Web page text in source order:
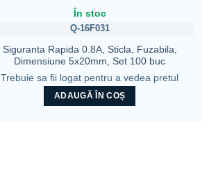
În stoc
Q-16F031
Siguranta Rapida 0.8A, Sticla, Fuzabila,
Dimensiune 5x20mm, Set 100 buc
Trebuie sa fii logat pentru a vedea pretul
ADAUGĂ ÎN COȘ